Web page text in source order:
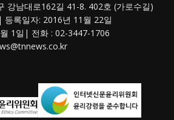
강남대로162길 41-8. 402호 (가로수길)
록일자: 2016년 11월 22일
1일| 전화 : 02-3447-1706